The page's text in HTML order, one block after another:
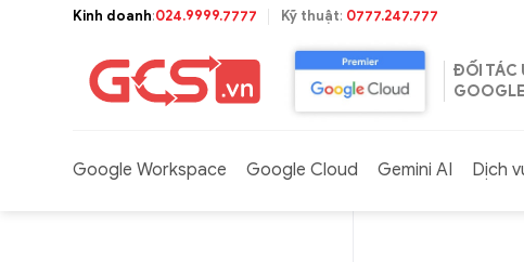
Kinh doanh:024.9999.7777 Kỹ thuật: 0777.247.777
ĐỐI TÁC
Google Workspace Google Cloud Gemini AI Dịch